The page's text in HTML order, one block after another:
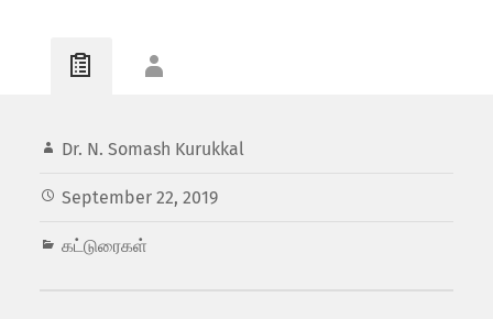
Dr. N. Somash Kurukkal
September 22, 2019
கட்டுரைகள்